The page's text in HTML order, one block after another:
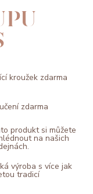
kroužek zdarma
zdarma
produkt si můžete
na našich
výroba s více jak
tradicí